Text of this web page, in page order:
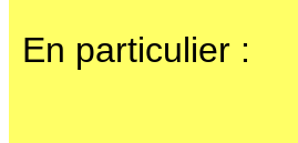
En particulier :